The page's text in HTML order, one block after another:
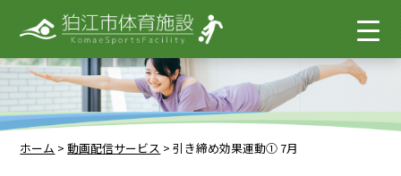
ホーム >動画配信サービス >引き締め効果運動① 7月